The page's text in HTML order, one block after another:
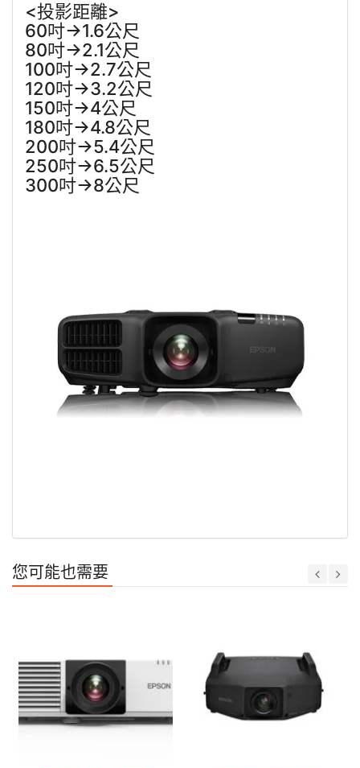
<投影距離>
60吋->1.6公尺
80吋->2.1公尺
100吋->2.7公尺
120吋->3.2公尺
150吋->4公尺
180吋->4.8公尺
200吋->5.4公尺
250吋->6.5公尺
300吋->8公尺
您可能也需要